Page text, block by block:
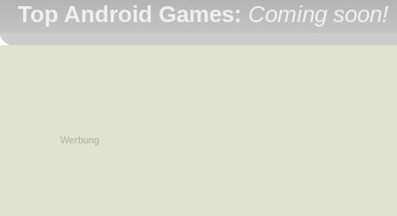
Top Android Games: Coming soon!
Werbung